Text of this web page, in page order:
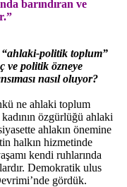
barındıran ve
politik toplum”
ve politik özneye
nasıl oluyor?
ne ahlaki toplum
özgürlüğü ahlaki
ahlakın önemine
halkın hizmetinde
kendi ruhlarında
Demokratik ulus
gördük.